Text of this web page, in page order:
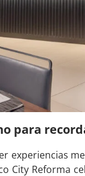
para
experiencias
City Reforma